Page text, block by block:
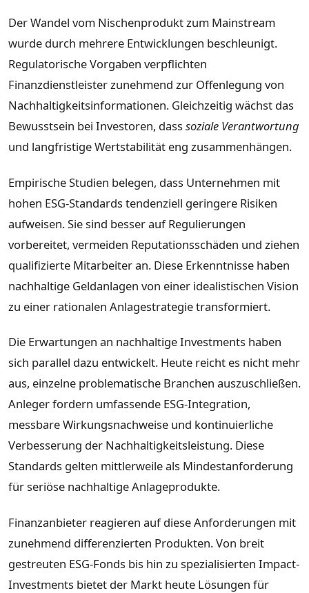
Der Wandel vom Nischenprodukt zum Mainstream
wurde durch mehrere Entwicklungen beschleunigt.
Regulatorische Vorgaben verpflichten
Finanzdienstleister zunehmend zur Offenlegung von
Nachhaltigkeitsinformationen. Gleichzeitig wächst das
Bewusstsein bei Investoren, dasssoziale Verantwortung
und langfristige Wertstabilität eng zusammenhängen.
Empirische Studien belegen, dass Unternehmen mit
hohen ESG-Standards tendenziell geringere Risiken
aufweisen. Sie sind besser auf Regulierungen
vorbereitet, vermeiden Reputationsschäden und ziehen
qualifizierte Mitarbeiter an. Diese Erkenntnisse haben
nachhaltige Geldanlagen von einer idealistischen Vision
zu einer rationalen Anlagestrategie transformiert.
Die Erwartungen an nachhaltige Investments haben
sich parallel dazu entwickelt. Heute reicht es nicht mehr
aus, einzelne problematische Branchen auszuschließen.
Anleger fordern umfassende ESG-Integration,
messbare Wirkungsnachweise und kontinuierliche
Verbesserung der Nachhaltigkeitsleistung. Diese
Standards gelten mittlerweile als Mindestanforderung
für seriöse nachhaltige Anlageprodukte.
Finanzanbieter reagieren auf diese Anforderungen mit
zunehmend differenzierten Produkten. Von breit
gestreuten ESG-Fonds bis hin zu spezialisierten Impact-
Investments bietet der Markt heute Lösungen für